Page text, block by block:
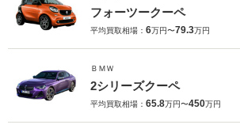
フォーツークーペ
平均買取相場： 6万円〜79.3万円
ＢＭＷ
2シリーズクーペ
平均買取相場： 65.8万円〜450万円